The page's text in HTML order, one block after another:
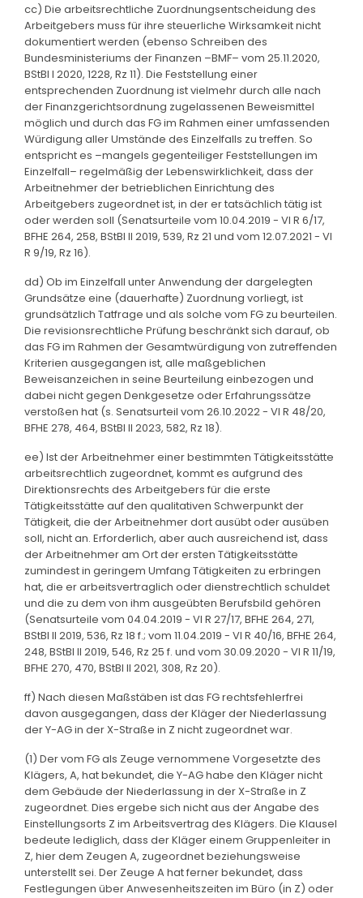
cc) Die arbeitsrechtliche Zuordnungsentscheidung des
Arbeitgebers muss für ihre steuerliche Wirksamkeit nicht
dokumentiert werden (ebenso Schreiben des
Bundesministeriums der Finanzen –BMF– vom 25.11.2020,
BStBl I 2020, 1228, Rz 11). Die Feststellung einer
entsprechenden Zuordnung ist vielmehr durch alle nach
der Finanzgerichtsordnung zugelassenen Beweismittel
möglich und durch das FG im Rahmen einer umfassenden
Würdigung aller Umstände des Einzelfalls zu treffen. So
entspricht es –mangels gegenteiliger Feststellungen im
Einzelfall– regelmäßig der Lebenswirklichkeit, dass der
Arbeitnehmer der betrieblichen Einrichtung des
Arbeitgebers zugeordnet ist, in der er tatsächlich tätig ist
oder werden soll (Senatsurteile vom 10.04.2019 - VI R 6/17,
BFHE 264, 258, BStBl II 2019, 539, Rz 21 und vom 12.07.2021 - VI
R 9/19, Rz 16).
dd) Ob im Einzelfall unter Anwendung der dargelegten
Grundsätze eine (dauerhafte) Zuordnung vorliegt, ist
grundsätzlich Tatfrage und als solche vom FG zu beurteilen.
Die revisionsrechtliche Prüfung beschränkt sich darauf, ob
das FG im Rahmen der Gesamtwürdigung von zutreffenden
Kriterien ausgegangen ist, alle maßgeblichen
Beweisanzeichen in seine Beurteilung einbezogen und
dabei nicht gegen Denkgesetze oder Erfahrungssätze
verstoßen hat (s. Senatsurteil vom 26.10.2022 - VI R 48/20,
BFHE 278, 464, BStBl II 2023, 582, Rz 18).
ee) Ist der Arbeitnehmer einer bestimmten Tätigkeitsstätte
arbeitsrechtlich zugeordnet, kommt es aufgrund des
Direktionsrechts des Arbeitgebers für die erste
Tätigkeitsstätte auf den qualitativen Schwerpunkt der
Tätigkeit, die der Arbeitnehmer dort ausübt oder ausüben
soll, nicht an. Erforderlich, aber auch ausreichend ist, dass
der Arbeitnehmer am Ort der ersten Tätigkeitsstätte
zumindest in geringem Umfang Tätigkeiten zu erbringen
hat, die er arbeitsvertraglich oder dienstrechtlich schuldet
und die zu dem von ihm ausgeübten Berufsbild gehören
(Senatsurteile vom 04.04.2019 - VI R 27/17, BFHE 264, 271,
BStBl II 2019, 536, Rz 18 f.; vom 11.04.2019 - VI R 40/16, BFHE 264,
248, BStBl II 2019, 546, Rz 25 f. und vom 30.09.2020 - VI R 11/19,
BFHE 270, 470, BStBl II 2021, 308, Rz 20).
ff) Nach diesen Maßstäben ist das FG rechtsfehlerfrei
davon ausgegangen, dass der Kläger der Niederlassung
der Y-AG in der X-Straße in Z nicht zugeordnet war.
(1) Der vom FG als Zeuge vernommene Vorgesetzte des
Klägers, A, hat bekundet, die Y-AG habe den Kläger nicht
dem Gebäude der Niederlassung in der X-Straße in Z
zugeordnet. Dies ergebe sich nicht aus der Angabe des
Einstellungsorts Z im Arbeitsvertrag des Klägers. Die Klausel
bedeute lediglich, dass der Kläger einem Gruppenleiter in
Z, hier dem Zeugen A, zugeordnet beziehungsweise
unterstellt sei. Der Zeuge A hat ferner bekundet, dass
Festlegungen über Anwesenheitszeiten im Büro (in Z) oder